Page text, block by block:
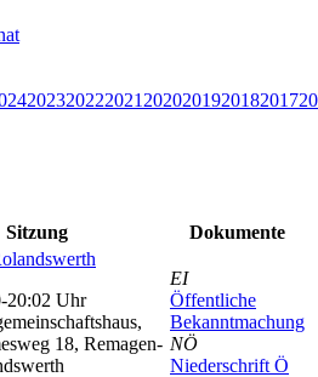
202320222021 2020201920182017
Sitzung Dokumente
20:02 Uhr
18, Remagen-
EI
Öffentliche
Bekanntmachung
NÖ
Niederschrift Ö